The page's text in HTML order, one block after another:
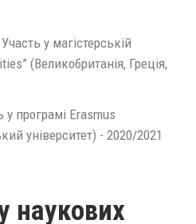
у магістерській
(Великобританія, Греція,
програмі Erasmus
університет) - 2020/2021
наукових